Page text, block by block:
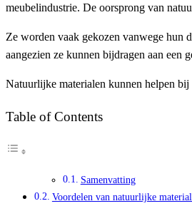
meubelindustrie. De oorsprong van
Ze worden vaak gekozen vanwege hun
aangezien ze kunnen bijdragen aan een
Natuurlijke materialen kunnen helpen
Table of Contents
Samenvatting
Voordelen van natuurlijke